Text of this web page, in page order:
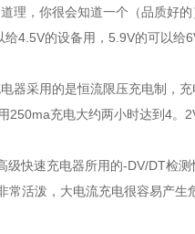
理，你很会知道一个（品质好
给4.5V的设备用，5.9V的可
采用的是恒流限压充电制，
250ma充电大约两小时达到4。
快速充电器所用的-DV/DT检测
泼，大电流充电很容易产生危